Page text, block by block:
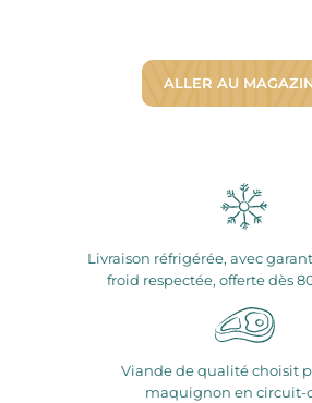
ALLER AU
Livraison réfrigérée, avec
froid respectée, offerte dès
Viande de qualité choisit
maquignon en circuit-